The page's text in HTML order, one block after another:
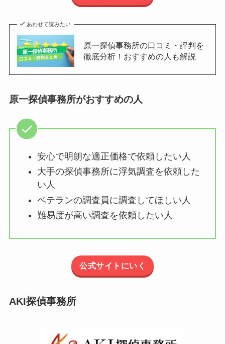
あわせて読みたい
原一探偵事務所の口コミ・評判を
徹底分析！おすすめの人も解説
原一探偵事務所がおすすめの人
安心で明朗な適正価格で依頼したい人
大手の探偵事務所に浮気調査を依頼した
い人
ベテランの調査員に調査してほしい人
難易度が高い調査を依頼したい人
公式サイトにいく
AKI探偵事務所